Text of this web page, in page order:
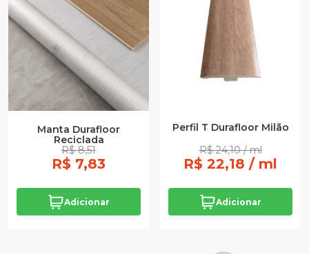
Manta Durafloor
Reciclada
R$ 8,51
R$ 7,83
Adicionar
Perfil T Durafloor Milão
R$ 24,10 / ml
R$ 22,18 / ml
Adicionar